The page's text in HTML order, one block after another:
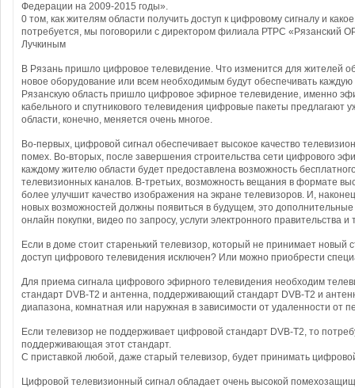
Федерации на 2009-2015 годы».
0 том, как жителям области получить доступ к цифровому сигналу и
потребуется, мы поговорили с директором филиала РТРС «Рязанский
Лучкиным
В Рязань пришло цифровое телевидение. Что изменится для жителей
новое оборудование или всем необходимым будут обеспечивать
Рязанскую область пришло цифровое эфирное телевидение, именно
кабельного и спутникового телевидения цифровые пакеты предлагают
области, конечно, меняется очень многое.
Во-первых, цифровой сигнал обеспечивает высокое качество
помех. Во-вторых, после завершения строительства сети цифрового
каждому жителю области будет предоставлена возможность
телевизионных каналов. В-третьих, возможность вещания в формате
более улучшит качество изображения на экране телевизоров. И,
новых возможностей должны появиться в будущем, это
онлайн покупки, видео по запросу, услуги электронного правительства и
Если в доме стоит старенький телевизор, который не принимает новый
доступ цифрового телевидения исключен? Или можно приобрести
Для приема сигнала цифрового эфирного телевидения необходим
стандарт DVB-T2 и антенна, поддерживающий стандарт DVB-T2 и
диапазона, комнатная или наружная в зависимости от удаленности от
Если телевизор не поддерживает цифровой стандарт DVB-T2, то
поддерживающая этот стандарт.
С приставкой любой, даже старый телевизор, будет принимать
Цифровой телевизионный сигнал обладает очень высокой